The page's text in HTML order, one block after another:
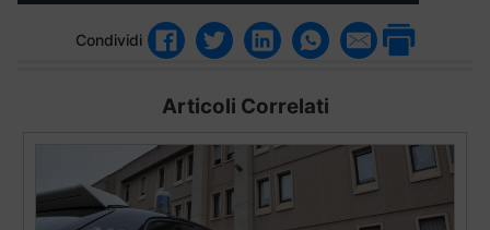
Condividi
Articoli Correlati